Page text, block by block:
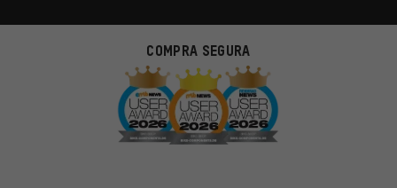
COMPRA SEGURA